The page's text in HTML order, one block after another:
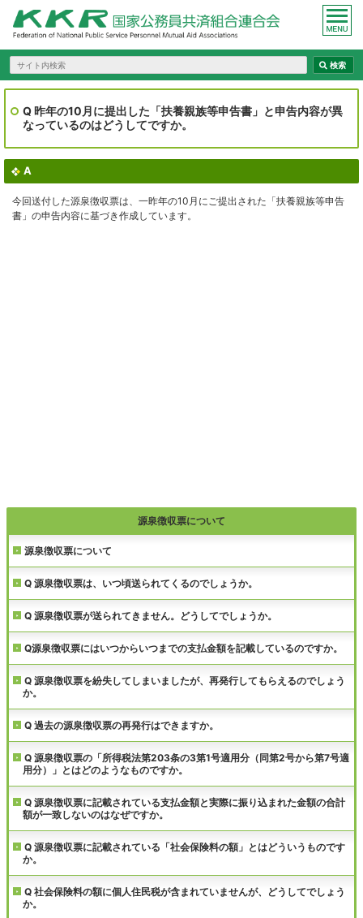
源泉徴収票について
源泉徴収票について
Q 源泉徴収票は、いつ頃送られてくるのでしょうか。
Q 源泉徴収票が送られてきません。どうしてでしょうか。
Q源泉徴収票にはいつからいつまでの支払金額を記載しているのですか。
Q 源泉徴収票を紛失してしまいましたが、再発行してもらえるのでしょう
か。
Q 過去の源泉徴収票の再発行はできますか。
Q 源泉徴収票の「所得税法第203条の3第1号適用分（同第2号から第7号適
用分）」とはどのようなものですか。
Q 源泉徴収票に記載されている支払金額と実際に振り込まれた金額の合計
額が一致しないのはなぜですか。
Q 源泉徴収票に記載されている「社会保険料の額」とはどういうものです
か。
Q 社会保険料の額に個人住民税が含まれていませんが、どうしてでしょう
か。
Q 昨年の10月に提出した「扶養親族等申告書」と申告内容が異
なっているのはどうしてですか。
A
今回送付した源泉徴収票は、一昨年の10月にご提出された「扶養親族等申告
書」の申告内容に基づき作成しています。